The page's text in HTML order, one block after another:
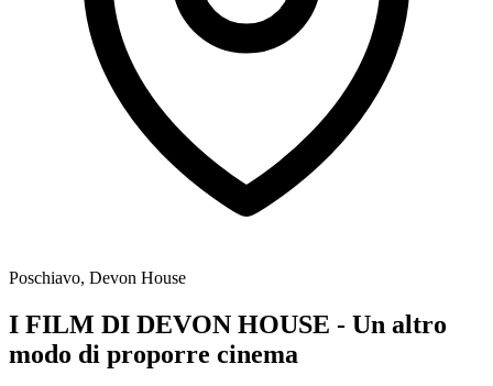
Poschiavo, Devon House
I FILM DI DEVON HOUSE - Un altro
modo di proporre cinema